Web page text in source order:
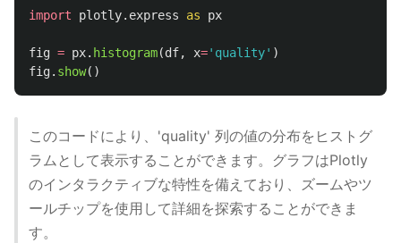
import plotly.express as px
fig = px. histogram(df, x=' quality' )
fig. show()
このコードにより、'quality' 列の値の分布をヒストグ
ラムとして表示することができます。グラフはPlotly
のインタラクティブな特性を備えており、ズームやツ
ールチップを使用して詳細を探索することができま
す。